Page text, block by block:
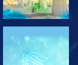
シリーズを探求